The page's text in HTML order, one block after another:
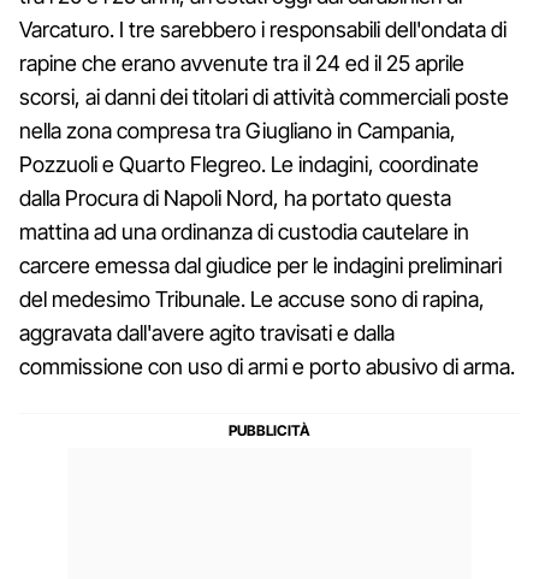
Varcaturo. I tre sarebbero i responsabili dell'ondata di
rapine che erano avvenute tra il 24 ed il 25 aprile
scorsi, ai danni dei titolari di attività commerciali poste
nella zona compresa tra Giugliano in Campania,
Pozzuoli e Quarto Flegreo. Le indagini, coordinate
dalla Procura di Napoli Nord, ha portato questa
mattina ad una ordinanza di custodia cautelare in
carcere emessa dal giudice per le indagini preliminari
del medesimo Tribunale. Le accuse sono di rapina,
aggravata dall'avere agito travisati e dalla
commissione con uso di armi e porto abusivo di arma.